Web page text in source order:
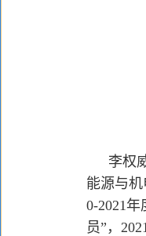
李权
能源与
0-2021
员”，